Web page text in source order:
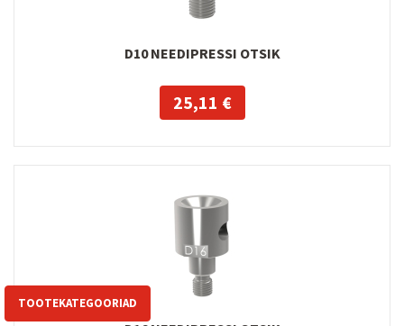
TOOTEKATEGOORIAD
D10 NEEDIPRESSI OTSIK
25,11 €